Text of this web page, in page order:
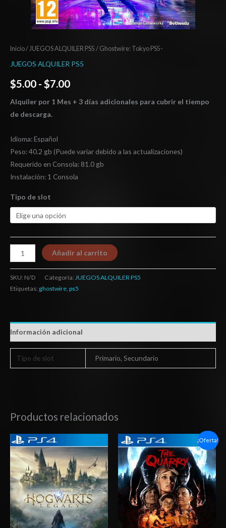
Inicio/ JUEGOS ALQUILER PS5 / Ghostwire: Tokyo PS5-
JUEGOS ALQUILER PS5
$5.00 - $7.00
Alquiler por 1 Mes + 3 días adicionales para cubrir el tiempo
de descarga.
Idioma: Español
Peso: 40.2 gb (Puede variar debido a las actualizaciones)
Requerido en Consola: 81.0 gb
Instalación: 1 Consola
Tipo de slot
Añadir al carrito
SKU: N/D Categoría: JUEGOS ALQUILER PS5
Etiquetas: ghostwire, ps5
Información adicional
Tipo de slot Primario, Secundario
Productos relacionados
Rango
de
precios:
desde
$27.03
hasta
$42.03
¡Oferta!
Rango
de
precios:
desde
$6.03
hasta
$10.03